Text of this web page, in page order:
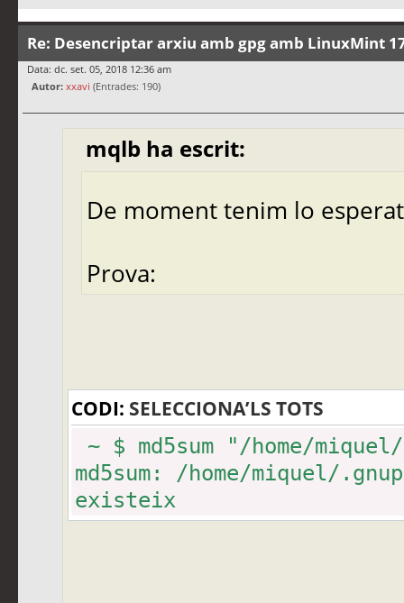
Re: Desencriptar arxiu amb gpg amb LinuxMint
Data: dc. set. 05, 2018 12:36 am
Autor: xxavi (Entrades: 190)
mqlb ha escrit:
De moment tenim lo
Prova:
CODI: SELECCIONA’LS TOTS
~ $ md5sum "/home/
md5sum: /home/miquel/
existeix